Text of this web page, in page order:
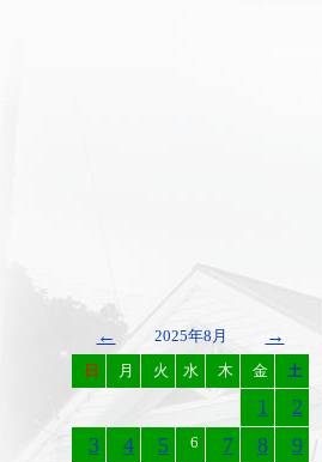
← 2025年8月 →
日 月 火 水 木 金 土
1
2
3
4 5 6 7 8
9